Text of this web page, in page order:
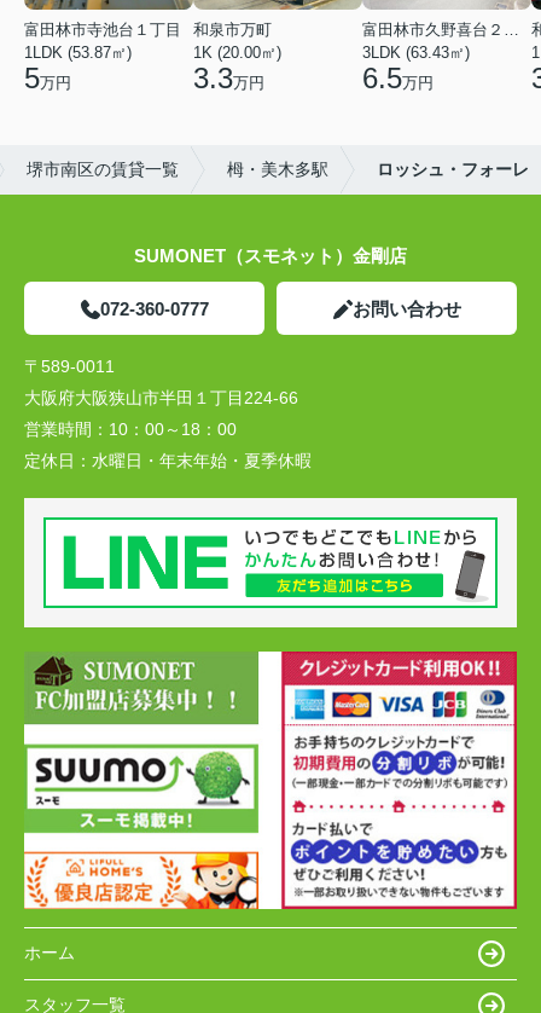
富田林市寺池台１丁目
1LDK (53.87㎡)
5万円
和泉市万町
1K (20.00㎡)
3.3万円
3LDK (63.43㎡)
6.5万円
堺市南区の賃貸一覧 栂・美木多駅 ロッシュ・フォーレ
SUMONET（スモネット）金剛店
072-360-0777 お問い合わせ
〒589-0011
大阪府大阪狭山市半田１丁目224-66
営業時間： 10：00～18：00
定休日： 水曜日・年末年始・夏季休暇
ホーム
スタッフ一覧